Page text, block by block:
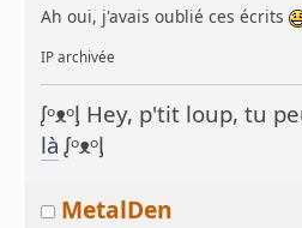
Ah oui, j'avais oublié ces écrits
IP archivée
ᶘᵒᴥᵒᶅ Hey, p'tit loup, tu
là ᶘᵒᴥᵒᶅ
MetalDen